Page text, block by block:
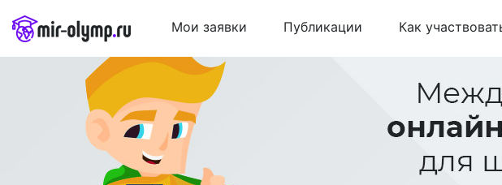
Мои заявки Публикации Как